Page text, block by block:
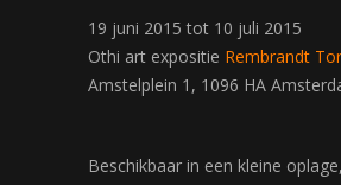
19 juni 2015 tot 10 juli 2015
Othi art expositie Rembrandt
Amstelplein 1, 1096 HA
Beschikbaar in een kleine